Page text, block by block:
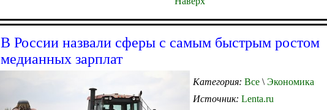
В России назвали сферы с самым быстрым ростом
медианных зарплат
Категория: Все \ Экономика
Источник: Lenta.ru